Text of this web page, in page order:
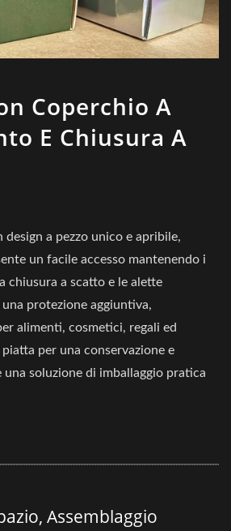
Coperchio A
E Chiusura A
design a pezzo unico e apribile,
un facile accesso mantenendo i
chiusura a scatto e le alette
protezione aggiuntiva,
alimenti, cosmetici, regali ed
per una conservazione e
una soluzione di imballaggio pratica
Assemblaggio